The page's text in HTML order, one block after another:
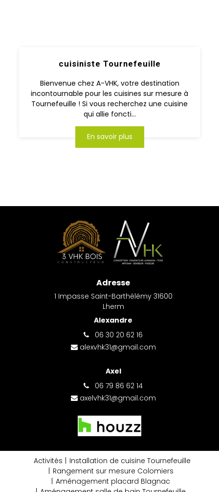
cuisiniste Tournefeuille
Bienvenue chez A-VHK, votre destination
incontournable pour les cuisines sur mesure à
Tournefeuille ! Si vous recherchez une cuisine
qui allie foncti...
En savoir plus
Adresse
1 Impasse Saint-Barthélémy 31600
Lherm
Alexandre
06 30 20 62 16
alexvhk31@gmail.com
Axel
06 79 86 62 14
axelvhk31@gmail.com
Activités
Installation de cuisine Tournefeuille
Rangement sur mesure Colomiers
Aménagement placard Blagnac